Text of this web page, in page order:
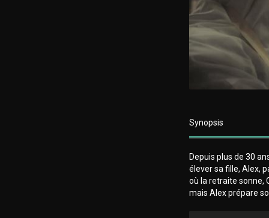
Synopsis
Depuis plus de 30
élever sa fille, Alex,
où la retraite sonne,
mais Alex prépare